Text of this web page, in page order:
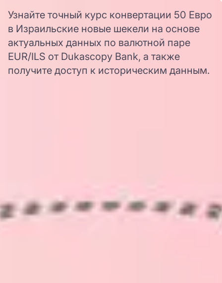
Узнайте точный курс конвертации 50 Евро
в Израильские новые шекели на основе
актуальных данных по валютной паре
EUR/ILS от Dukascopy Bank, а также
получите доступ к историческим данным.